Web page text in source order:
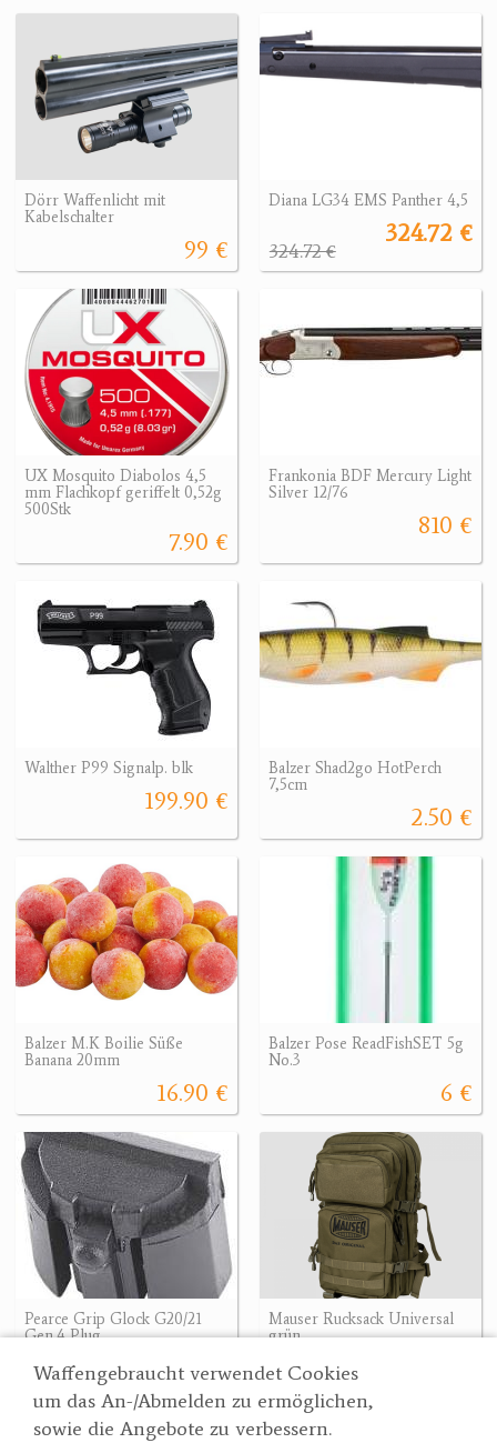
Waffengebraucht verwendet Cookies
um das An-/Abmelden zu ermöglichen,
sowie die Angebote zu verbessern.
Dörr Waffenlicht mit
Kabelschalter
99 €
Diana LG34 EMS Panther 4,5
324.72 €
324.72 €
UX Mosquito Diabolos 4,5
mm Flachkopf geriffelt 0,52g
500Stk
7.90 €
Frankonia BDF Mercury Light
Silver 12/76
810 €
Walther P99 Signalp. blk
199.90 €
Balzer Shad2go HotPerch
7,5cm
2.50 €
Balzer M.K Boilie Süße
Banana 20mm
16.90 €
Balzer Pose ReadFishSET 5g
No.3
6 €
Pearce Grip Glock G20/21
Gen.4 Plug
9.90 €
Mauser Rucksack Universal
grün